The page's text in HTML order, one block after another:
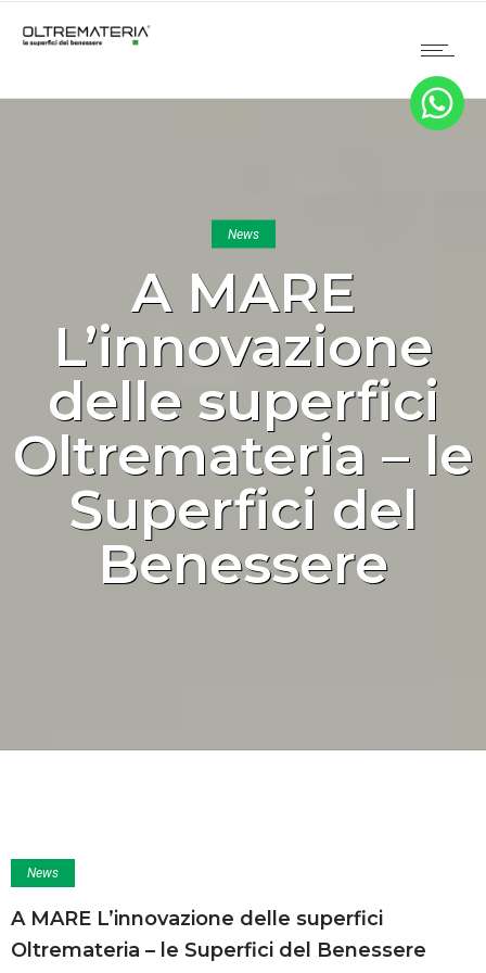
News
A MARE
L’innovazione
delle superfici
Oltremateria – le
Superfici del
Benessere
News
A MARE L’innovazione delle superfici
Oltremateria – le Superfici del Benessere